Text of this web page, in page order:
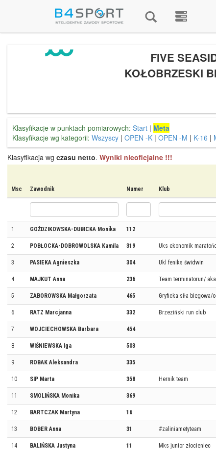
FIVE
KOŁOBRZESKI
Klasyfikacje w punktach pomiarowych: Start | Meta
Klasyfikacje wg kategorii: Wszyscy | OPEN -K | OPEN -M | K-16 |
Klasyfikacja wg czasu netto. Wyniki nieoficjalne !!!
Msc Zawodnik Numer Klub
1 GOŹDZIKOWSKA-DUBICKA Monika 112
2 POBŁOCKA-DOBROWOLSKA Kamila 319 Uks ekonomik
3 PASIEKA Agnieszka 304 Ukl feniks świdwin
4 MAJKUT Anna 236 Team terminatorun/
5 ZABOROWSKA Małgorzata 465 Gryficka siła biegowa/
6 RATZ Marcjanna 332 Brzeziński run club
7 WOJCIECHOWSKA Barbara 454
8 WIŚNIEWSKA Iga 503
9 ROBAK Aleksandra 335
10 SIP Marta 358 Hernik team
11 SMOLIŃSKA Monika 369
12 BARTCZAK Martyna 16
13 BOBER Anna 31 #zaliniametyteam
14 BALIŃSKA Justyna 11 Mks junior złocieniec